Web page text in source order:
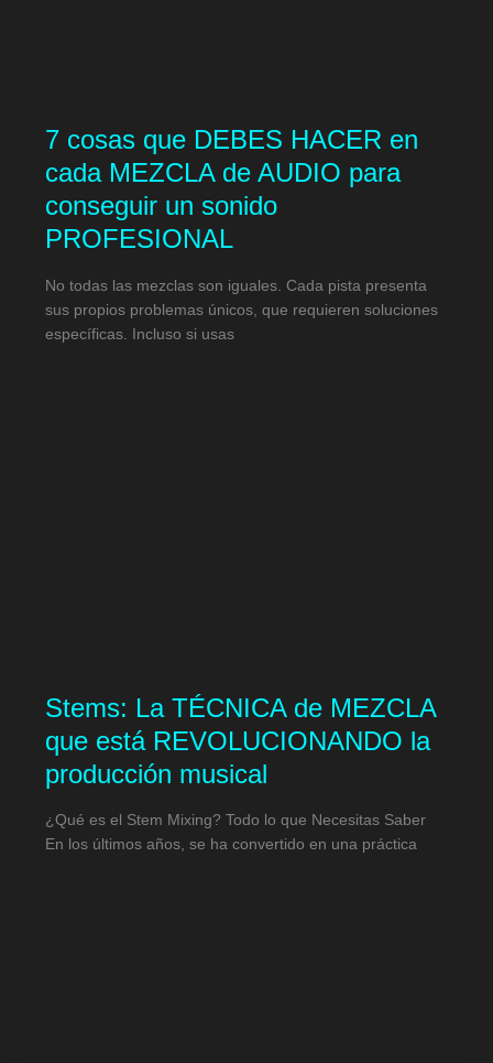
7 cosas que DEBES HACER en
cada MEZCLA de AUDIO para
conseguir un sonido
PROFESIONAL
No todas las mezclas son iguales. Cada pista presenta
sus propios problemas únicos, que requieren soluciones
específicas. Incluso si usas
Stems: La TÉCNICA de MEZCLA
que está REVOLUCIONANDO la
producción musical
¿Qué es el Stem Mixing? Todo lo que Necesitas Saber
En los últimos años, se ha convertido en una práctica